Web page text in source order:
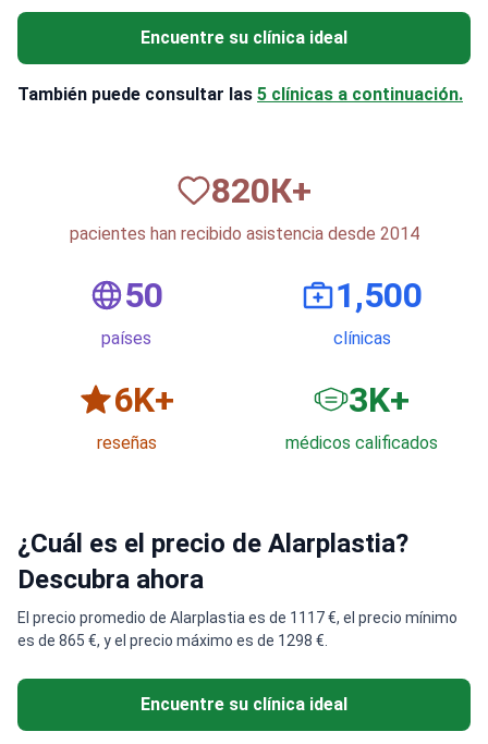
Encuentre su clínica ideal
También puede consultar las 5 clínicas a continuación.
820К+
pacientes han recibido asistencia desde 2014
50
países
1,500
clínicas
6K+
reseñas
3K+
médicos calificados
¿Cuál es el precio de Alarplastia?
Descubra ahora
El precio promedio de Alarplastia es de 1117 €, el precio mínimo
es de 865 €, y el precio máximo es de 1298 €.
Encuentre su clínica ideal